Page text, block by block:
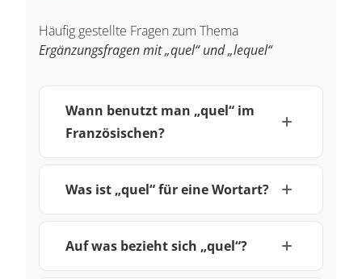
Häufig gestellte Fragen zum Thema
Ergänzungsfragen mit „quel“ und „lequel“
Wann benutzt man „quel“ im
Französischen?
Was ist „quel“ für eine Wortart?
Auf was bezieht sich „quel“?